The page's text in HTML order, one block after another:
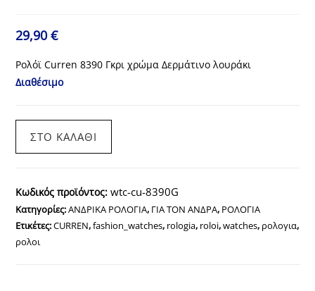
29,90€
Ρολόϊ Curren 8390 Γκρι χρώμα Δερμάτινο λουράκι
Διαθέσιμο
Curren
χρώμα
Δερμάτινο
λουράκι
ποσότητα
ΣΤΟ ΚΑΛΆΘΙ
Κωδικός προϊόντος:wtc-cu-8390G
Κατηγορίες:ΑΝΔΡΙΚΑ ΡΟΛΟΓΙΑ, ΓΙΑ ΤΟΝ ΑΝΔΡΑ, ΡΟΛΟΓΙΑ
Ετικέτες:CURREN,fashion_watches, rologia, roloi,watches, ρολογια,
ρολοι